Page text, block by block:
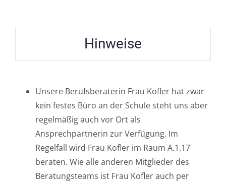
Hinweise
Unsere Berufsberaterin Frau Kofler hat zwar
kein festes Büro an der Schule steht uns aber
regelmäßig auch vor Ort als
Ansprechpartnerin zur Verfügung. Im
Regelfall wird Frau Kofler im Raum A.1.17
beraten. Wie alle anderen Mitglieder des
Beratungsteams ist Frau Kofler auch per